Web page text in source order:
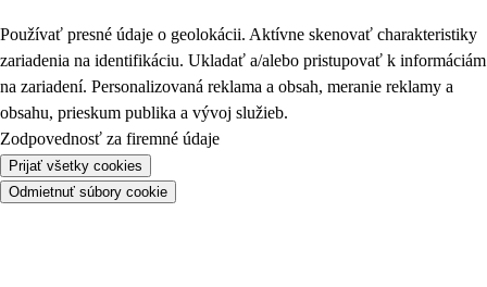
Používať presné údaje o geolokácii. Aktívne skenovať charakteristiky
zariadenia na identifikáciu. Ukladať a/alebo pristupovať k informáciám
na zariadení. Personalizovaná reklama a obsah, meranie reklamy a
obsahu, prieskum publika a vývoj služieb.
Zodpovednosť za firemné údaje
Prijať všetky cookies
Odmietnuť súbory cookie